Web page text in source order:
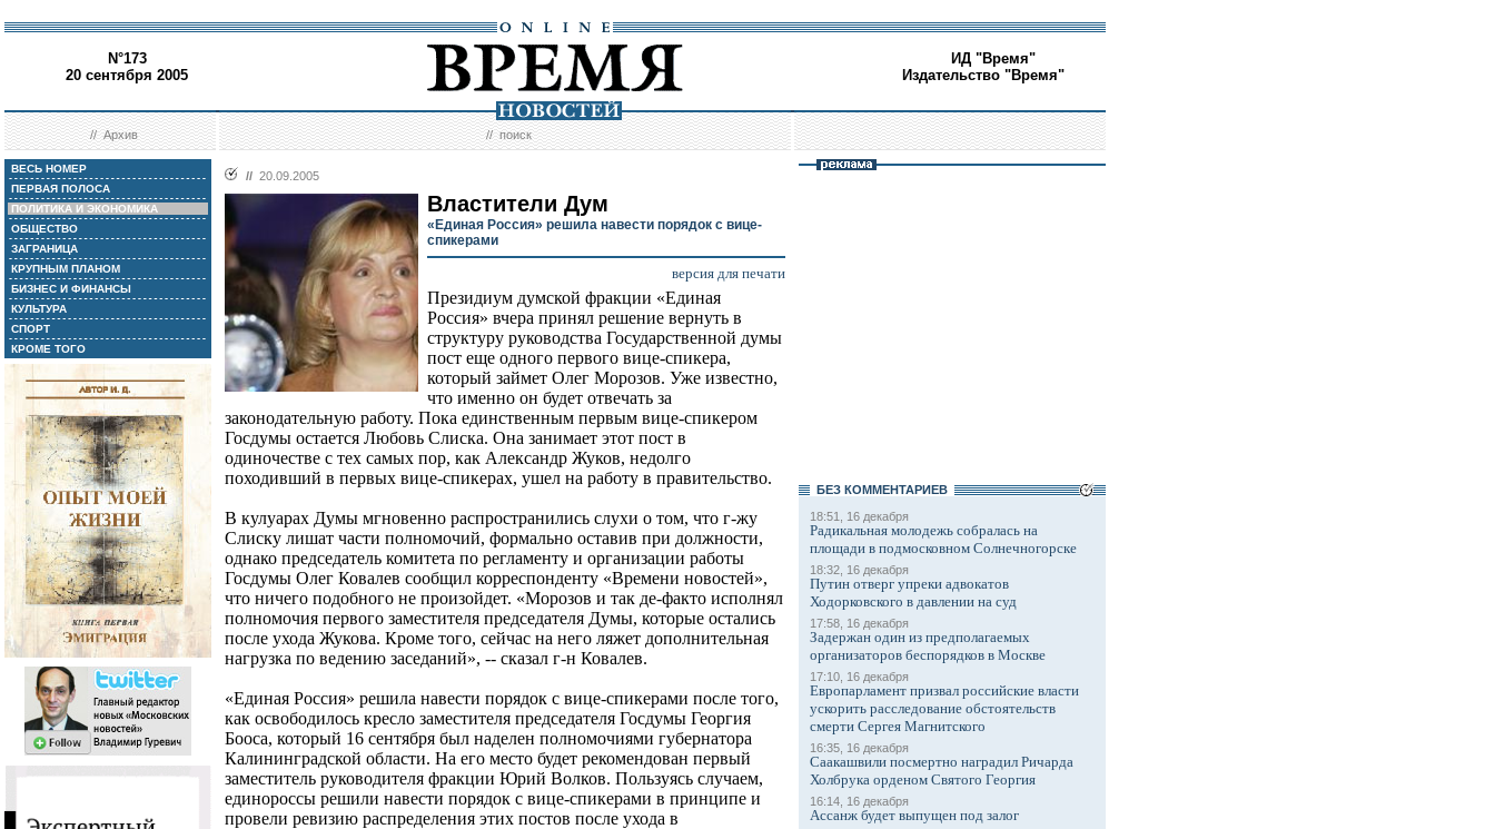
N°173
20 сентября 2005
ИД "Время"
Издательство "Время"
//Архив //поиск
ВЕСЬ НОМЕР
ПЕРВАЯ ПОЛОСА
ПОЛИТИКА И ЭКОНОМИКА
ОБЩЕСТВО
ЗАГРАНИЦА
КРУПНЫМ ПЛАНОМ
БИЗНЕС И ФИНАНСЫ
КУЛЬТУРА
СПОРТ
КРОМЕ ТОГО
// 20.09.2005
Властители Дум
«Единая Россия» решила навести порядок с вице-
спикерами
версия для печати
Президиум думской фракции «Единая
Россия» вчера принял решение вернуть в
структуру руководства Государственной думы
пост еще одного первого вице-спикера,
который займет Олег Морозов. Уже известно,
что именно он будет отвечать за
законодательную работу. Пока единственным первым вице-спикером
Госдумы остается Любовь Слиска. Она занимает этот пост в
одиночестве с тех самых пор, как Александр Жуков, недолго
походивший в первых вице-спикерах, ушел на работу в правительство.
В кулуарах Думы мгновенно распространились слухи о том, что г-жу
Слиску лишат части полномочий, формально оставив при должности,
однако председатель комитета по регламенту и организации работы
Госдумы Олег Ковалев сообщил корреспонденту «Времени новостей»,
что ничего подобного не произойдет. «Морозов и так де-факто исполнял
полномочия первого заместителя председателя Думы, которые остались
после ухода Жукова. Кроме того, сейчас на него ляжет дополнительная
нагрузка по ведению заседаний», -- сказал г-н Ковалев.
«Единая Россия» решила навести порядок с вице-спикерами после того,
как освободилось кресло заместителя председателя Госдумы Георгия
Бооса, который 16 сентября был наделен полномочиями губернатора
Калининградской области. На его место будет рекомендован первый
заместитель руководителя фракции Юрий Волков. Пользуясь случаем,
единороссы решили навести порядок с вице-спикерами в принципе и
провели ревизию распределения этих постов после ухода в
БЕЗ КОМMЕНТАРИЕВ
18:51, 16 декабря
Радикальная молодежь собралась на
площади в подмосковном Солнечногорске
18:32, 16 декабря
Путин отверг упреки адвокатов
Ходорковского в давлении на суд
17:58, 16 декабря
Задержан один из предполагаемых
организаторов беспорядков в Москве
17:10, 16 декабря
Европарламент призвал российские власти
ускорить расследование обстоятельств
смерти Сергея Магнитского
16:35, 16 декабря
Саакашвили посмертно наградил Ричарда
Холбрука орденом Святого Георгия
16:14, 16 декабря
Ассанж будет выпущен под залог